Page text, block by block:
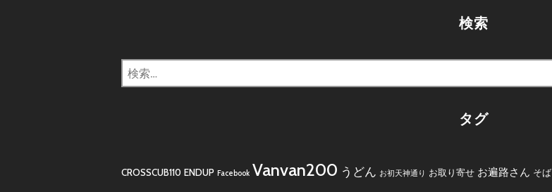
検索
検
索:
タグ
CROSSCUB110 ENDUP Facebook Vanvan200 うどん お初天神通り お取り寄せ お遍路さん そば